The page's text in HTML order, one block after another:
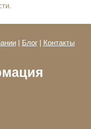
| Блог| Контакты